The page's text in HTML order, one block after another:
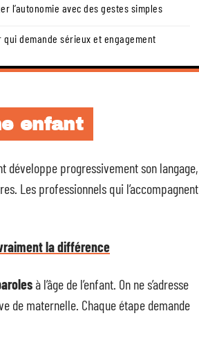
l’autonomie avec des gestes simples
qui demande sérieux et engagement
enfant
développe progressivement son langage,
Les professionnels qui l’accompagnent
la différence
à l’âge de l’enfant. On ne s’adresse
de maternelle. Chaque étape demande